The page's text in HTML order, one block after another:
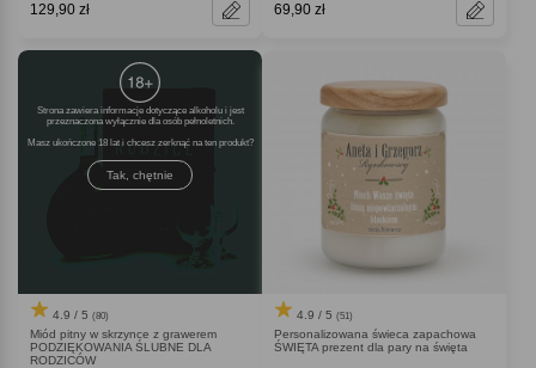
129,90 zł 69,90 zł
Strona zawiera informacje dotyczące alkoholu i jest
przeznaczona wyłącznie dla osób pełnoletnich.
Masz ukończone 18 lat i chcesz zerknąć na ten produkt
Tak, chętnie
4.9 / 5 (80)
Miód pitny w skrzynce z grawerem
PODZIĘKOWANIA ŚLUBNE DLA
RODZICÓW
4.9 / 5 (51)
Personalizowana świeca zapachowa
ŚWIĘTA prezent dla pary na święta